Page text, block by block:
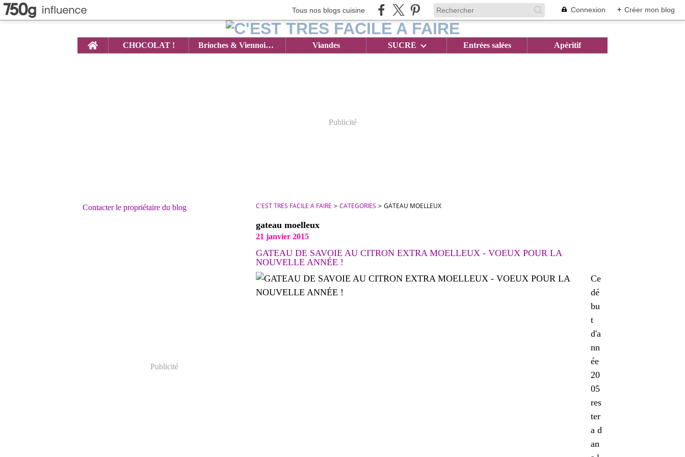
Tous nos blogs cuisine Connexion + Créer mon blog
Home CHOCOLAT ! Brioches & Viennoiseries Viandes SUCRÉ Entrées salées Apéritif
Publicité
Contacter le propriétaire du blog
Publicité
C'EST TRES FACILE A FAIRE > CATEGORIES > GATEAU MOELLEUX
gateau moelleux
21 janvier 2015
GATEAU DE SAVOIE AU CITRON EXTRA MOELLEUX - VOEUX POUR LA
NOUVELLE ANNÉE !
Ce
dé
bu
t
d'a
nn
ée
20
05
res
ter
a d
an